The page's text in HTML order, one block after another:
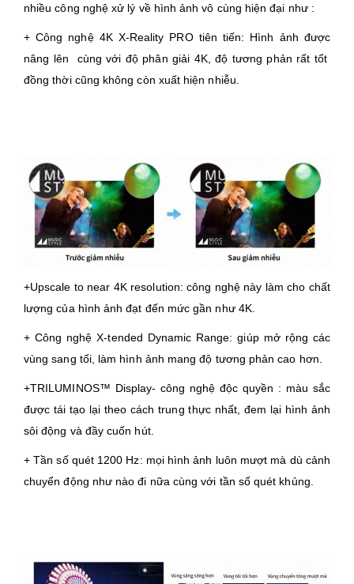
nhiều công nghệ xử lý về hình ảnh vô cùng hiện đại như :
+ Công nghệ 4K X-Reality PRO tiên tiến: Hình ảnh được
nâng lên cùng với độ phân giải 4K, độ tương phản rất tốt
đồng thời cũng không còn xuất hiện nhiễu.
+Upscale to near 4K resolution: công nghệ này làm cho chất
lượng của hình ảnh đạt đến mức gần như 4K.
+ Công nghệ X-tended Dynamic Range: giúp mở rộng các
vùng sang tối, làm hình ảnh mang độ tương phản cao hơn.
+TRILUMINOS™ Display- công nghệ độc quyền : màu sắc
được tái tạo lại theo cách trung thực nhất, đem lại hình ảnh
sôi động và đầy cuốn hút.
+ Tần số quét 1200 Hz: mọi hình ảnh luôn mượt mà dù cảnh
chuyển động như nào đi nữa cùng với tần số quét khủng.